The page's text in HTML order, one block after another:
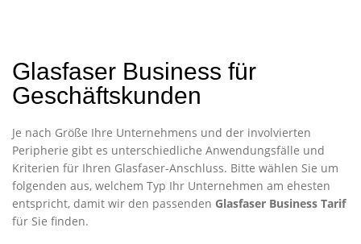
Glasfaser Business für
Geschäftskunden
Je nach Größe Ihre Unternehmens und der involvierten
Peripherie gibt es unterschiedliche Anwendungsfälle und
Kriterien für Ihren Glasfaser-Anschluss. Bitte wählen Sie um
folgenden aus, welchem Typ Ihr Unternehmen am ehesten
entspricht, damit wir den passenden Glasfaser Business Tarif
für Sie finden.